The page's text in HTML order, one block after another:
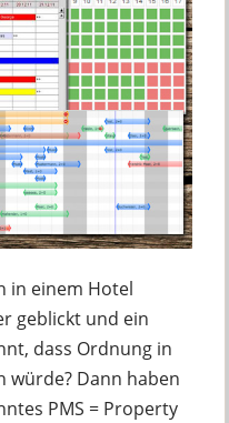
in einem Hotel
geblickt und ein
dass Ordnung in
würde? Dann haben
PMS = Property